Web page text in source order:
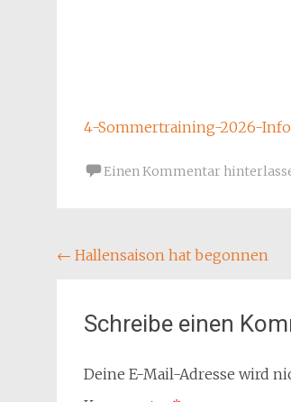
4-Sommertraining-2026-
Einen Kommentar
Beitragsnavigation
← Hallensaison hat begonnen
Schreibe einen
Deine E-Mail-Adresse wird